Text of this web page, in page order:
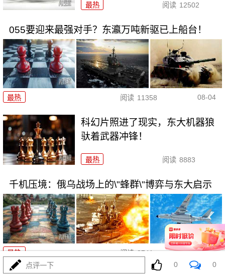
最热 阅读 12502
055要迎来最强对手？东瀛万吨新驱已上船台！
最热 阅读 11358 08-04
科幻片照进了现实，东大机器狼
驮着武器冲锋！
最热 阅读 8883
千机压境：俄乌战场上的\"蜂群\"博弈与东大启示
最热 阅读 8741 08-04
点评一下 0 0